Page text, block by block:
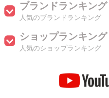
ブランドランキング
人気のブランドランキング
ショップランキング
人気のショップランキング